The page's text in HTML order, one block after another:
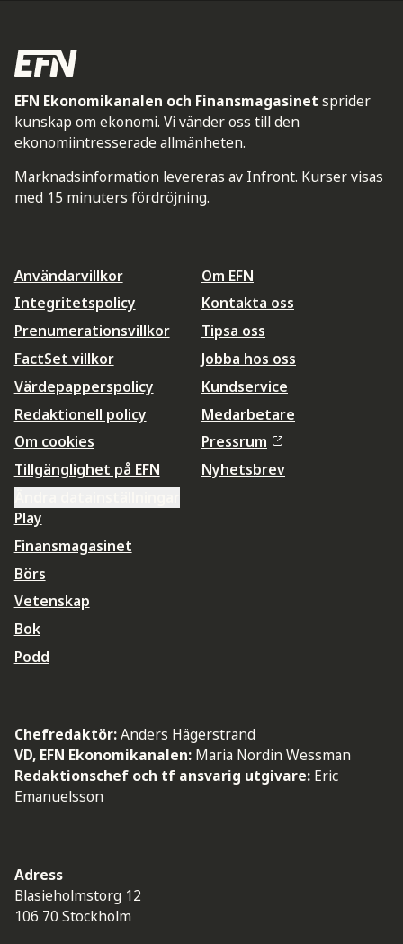
EFN Ekonomikanalen och Finansmagasinet sprider
kunskap om ekonomi. Vi vänder oss till den
ekonomiintresserade allmänheten.
Marknadsinformation levereras av Infront. Kurser visas
med 15 minuters fördröjning.
Användarvillkor
Integritetspolicy
Prenumerationsvillkor
FactSet villkor
Värdepapperspolicy
Redaktionell policy
Om cookies
Tillgänglighet på EFN
Om EFN
Kontakta oss
Tipsa oss
Jobba hos oss
Kundservice
Medarbetare
Pressrum
Nyhetsbrev
Play
Finansmagasinet
Börs
Vetenskap
Bok
Podd
Chefredaktör:Anders Hägerstrand
VD, EFN Ekonomikanalen: Maria Nordin Wessman
Redaktionschef och tf ansvarig utgivare: Eric
Emanuelsson
Adress
Blasieholmstorg 12
106 70 Stockholm